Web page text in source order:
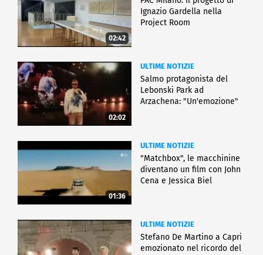
02:42
Ignazio Gardella nella
Project Room
02:02
ULTIME NOTIZIE
Salmo protagonista del
Lebonski Park ad
Arzachena: "Un'emozione"
01:36
ULTIME NOTIZIE
"Matchbox", le macchinine
diventano un film con John
Cena e Jessica Biel
ULTIME NOTIZIE
Stefano De Martino a Capri
emozionato nel ricordo del